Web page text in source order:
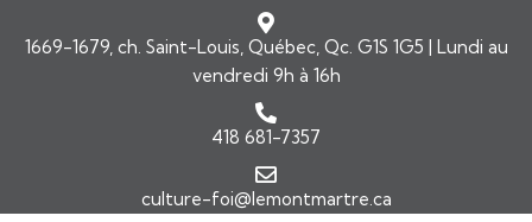
1669-1679, ch. Saint-Louis, Québec, Qc. G1S 1G5 | Lundi au
vendredi 9h à 16h
418 681-7357
culture-foi@lemontmartre.ca